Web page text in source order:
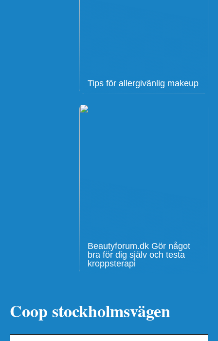
Tips för allergivänlig makeup
Beautyforum.dk Gör något
bra för dig själv och testa
kroppsterapi
Coop stockholmsvägen